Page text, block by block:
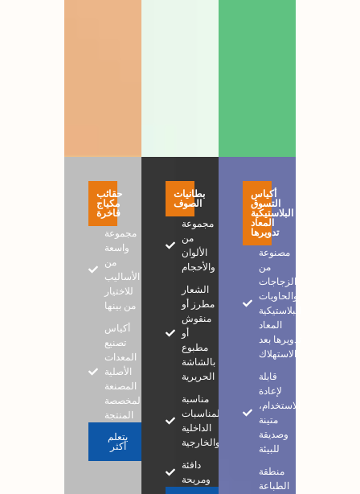
حقائب
مكياج
فاخرة
مجموعة
واسعة
من
الأساليب
للاختيار
من بينها
أكياس
تصنيع
المعدات
الأصلية
المصنعة
والمخصصة
المنتجة
يتعلم
أكثر
بطانيات
الصوف
مجموعة
من
الألوان
والأحجام
الشعار
مطرز أو
منقوش
أو
مطبوع
بالشاشة
الحريرية
مناسبة
للمناسبات
الداخلية
والخارجية
دافئة
ومريحة
أكياس
التسوق
البلاستيكية
المعاد
تدويرها
مصنوعة
من
الزجاجات
والحاويات
البلاستيكية
المعاد
تدويرها بعد
الاستهلاك
قابلة
لإعادة
الاستخدام،
متينة
وصديقة
للبيئة
منطقة
الطباعة